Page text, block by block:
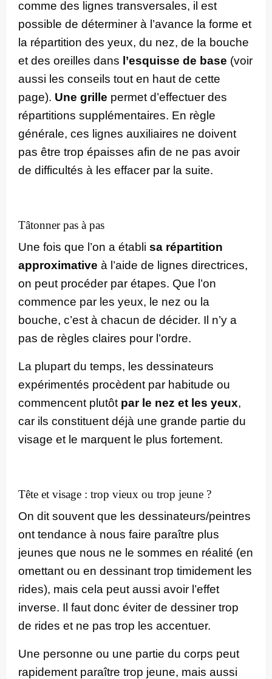
comme des lignes transversales, il est
possible de déterminer à l’avance la forme et
la répartition des yeux, du nez, de la bouche
et des oreilles dans l’esquisse de base (voir
aussi les conseils tout en haut de cette
page). Une grille permet d’effectuer des
répartitions supplémentaires. En règle
générale, ces lignes auxiliaires ne doivent
pas être trop épaisses afin de ne pas avoir
de difficultés à les effacer par la suite.
Tâtonner pas à pas
Une fois que l’on a établi sa répartition
approximative à l’aide de lignes directrices,
on peut procéder par étapes. Que l’on
commence par les yeux, le nez ou la
bouche, c’est à chacun de décider. Il n’y a
pas de règles claires pour l’ordre.
La plupart du temps, les dessinateurs
expérimentés procèdent par habitude ou
commencent plutôt par le nez et les yeux,
car ils constituent déjà une grande partie du
visage et le marquent le plus fortement.
Tête et visage : trop vieux ou trop jeune ?
On dit souvent que les dessinateurs/peintres
ont tendance à nous faire paraître plus
jeunes que nous ne le sommes en réalité (en
omettant ou en dessinant trop timidement les
rides), mais cela peut aussi avoir l’effet
inverse. Il faut donc éviter de dessiner trop
de rides et ne pas trop les accentuer.
Une personne ou une partie du corps peut
rapidement paraître trop jeune, mais aussi